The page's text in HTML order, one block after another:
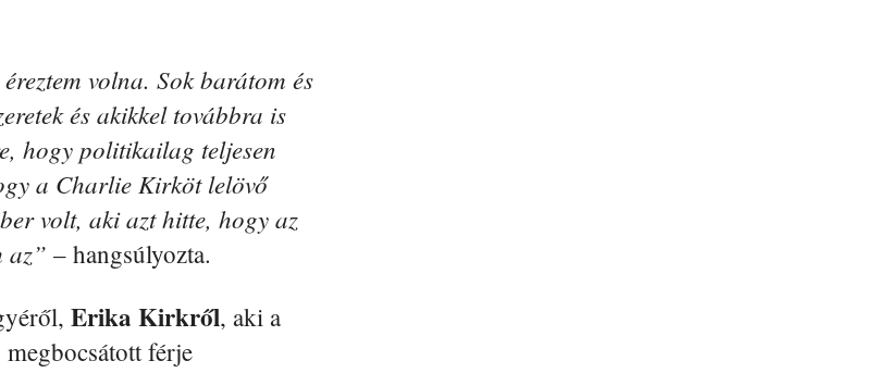
volna. Sok barátom és
és akikkel továbbra is
hogy politikailag teljesen
a Charlie Kirköt lelövő
volt, aki azt hitte, hogy az
az” – hangsúlyozta.
Erika Kirkről, aki a
férje